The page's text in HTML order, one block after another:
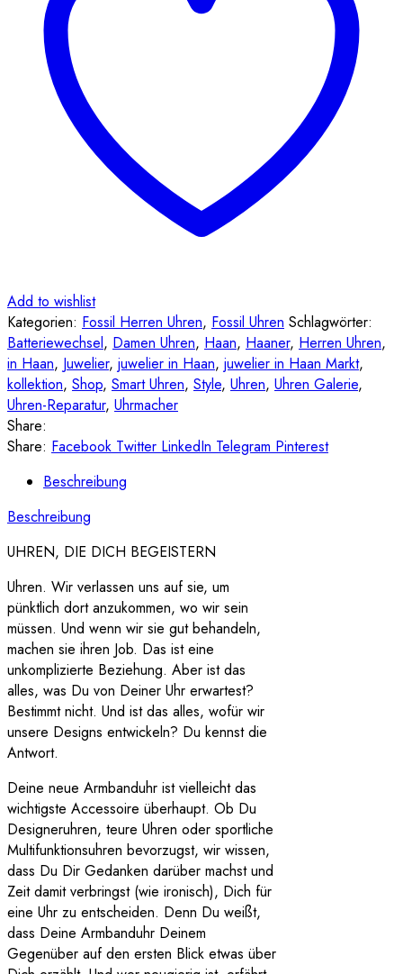
Add to wishlist
Kategorien: Fossil Herren Uhren, Fossil Uhren Schlagwörter:
Batteriewechsel, Damen Uhren, Haan, Haaner, Herren Uhren,
in Haan, Juwelier, juwelier in Haan, juwelier in Haan Markt,
kollektion, Shop, Smart Uhren, Style, Uhren, Uhren Galerie,
Uhren-Reparatur, Uhrmacher
Share:
Share: Facebook Twitter LinkedIn Telegram Pinterest
Beschreibung
Beschreibung
UHREN, DIE DICH BEGEISTERN
Uhren. Wir verlassen uns auf sie, um
pünktlich dort anzukommen, wo wir sein
müssen. Und wenn wir sie gut behandeln,
machen sie ihren Job. Das ist eine
unkomplizierte Beziehung. Aber ist das
alles, was Du von Deiner Uhr erwartest?
Bestimmt nicht. Und ist das alles, wofür wir
unsere Designs entwickeln? Du kennst die
Antwort.
Deine neue Armbanduhr ist vielleicht das
wichtigste Accessoire überhaupt. Ob Du
Designeruhren, teure Uhren oder sportliche
Multifunktionsuhren bevorzugst, wir wissen,
dass Du Dir Gedanken darüber machst und
Zeit damit verbringst (wie ironisch), Dich für
eine Uhr zu entscheiden. Denn Du weißt,
dass Deine Armbanduhr Deinem
Gegenüber auf den ersten Blick etwas über